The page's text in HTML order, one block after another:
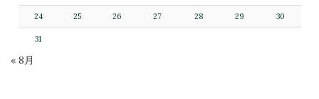
24 25 26 27 28 29 30
31
« 8月